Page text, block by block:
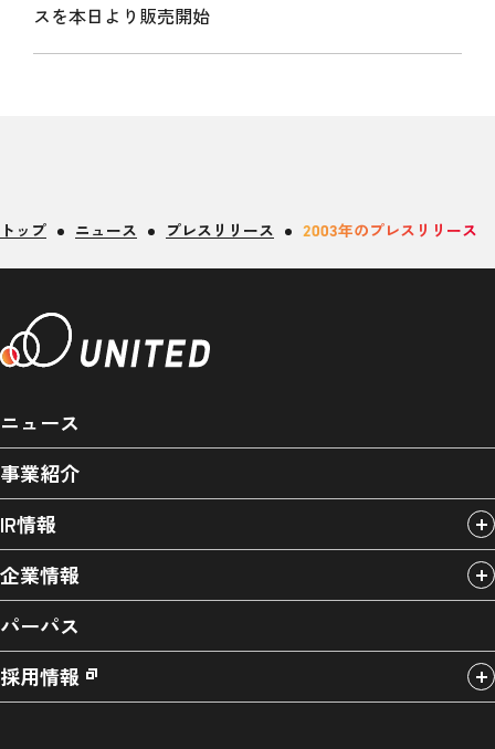
スを本日より販売開始
トップ ニュース プレスリリース 2003年のプレスリリース
ニュース
事業紹介
IR情報
企業情報
パーパス
採用情報